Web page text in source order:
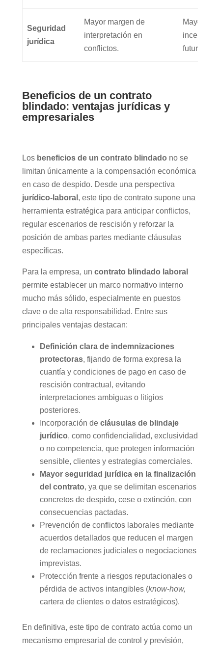
Seguridad
jurídica
Mayor margen de
interpretación en
conflictos.
Mayor
futuros.
Beneficios de un contrato
blindado: ventajas jurídicas y
empresariales
Los beneficios de un contrato blindado no se
limitan únicamente a la compensación económica
en caso de despido. Desde una perspectiva
jurídico-laboral , este tipo de contrato supone una
herramienta estratégica para anticipar conflictos,
regular escenarios de rescisión y reforzar la
posición de ambas partes mediante cláusulas
específicas.
Para la empresa, un contrato blindado laboral
permite establecer un marco normativo interno
mucho más sólido, especialmente en puestos
clave o de alta responsabilidad. Entre sus
principales ventajas destacan:
Definición clara de indemnizaciones
protectoras, fijando de forma expresa la
cuantía y condiciones de pago en caso de
rescisión contractual, evitando
interpretaciones ambiguas o litigios
posteriores.
Incorporación de cláusulas de blindaje
jurídico, como confidencialidad, exclusividad
o no competencia, que protegen información
sensible, clientes y estrategias comerciales.
Mayor seguridad jurídica en la finalización
del contrato, ya que se delimitan escenarios
concretos de despido, cese o extinción, con
consecuencias pactadas.
Prevención de conflictos laborales mediante
acuerdos detallados que reducen el margen
de reclamaciones judiciales o negociaciones
imprevistas.
Protección frente a riesgos reputacionales o
pérdida de activos intangibles (know-how,
cartera de clientes o datos estratégicos).
En definitiva, este tipo de contrato actúa como un
mecanismo empresarial de control y previsión,